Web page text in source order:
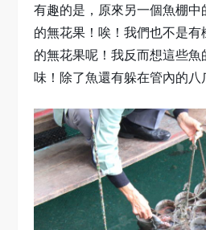
有趣的是，原來另一個魚棚
的無花果！唉！我們也不是
的無花果呢！我反而想這些
味！除了魚還有躲在管內的八